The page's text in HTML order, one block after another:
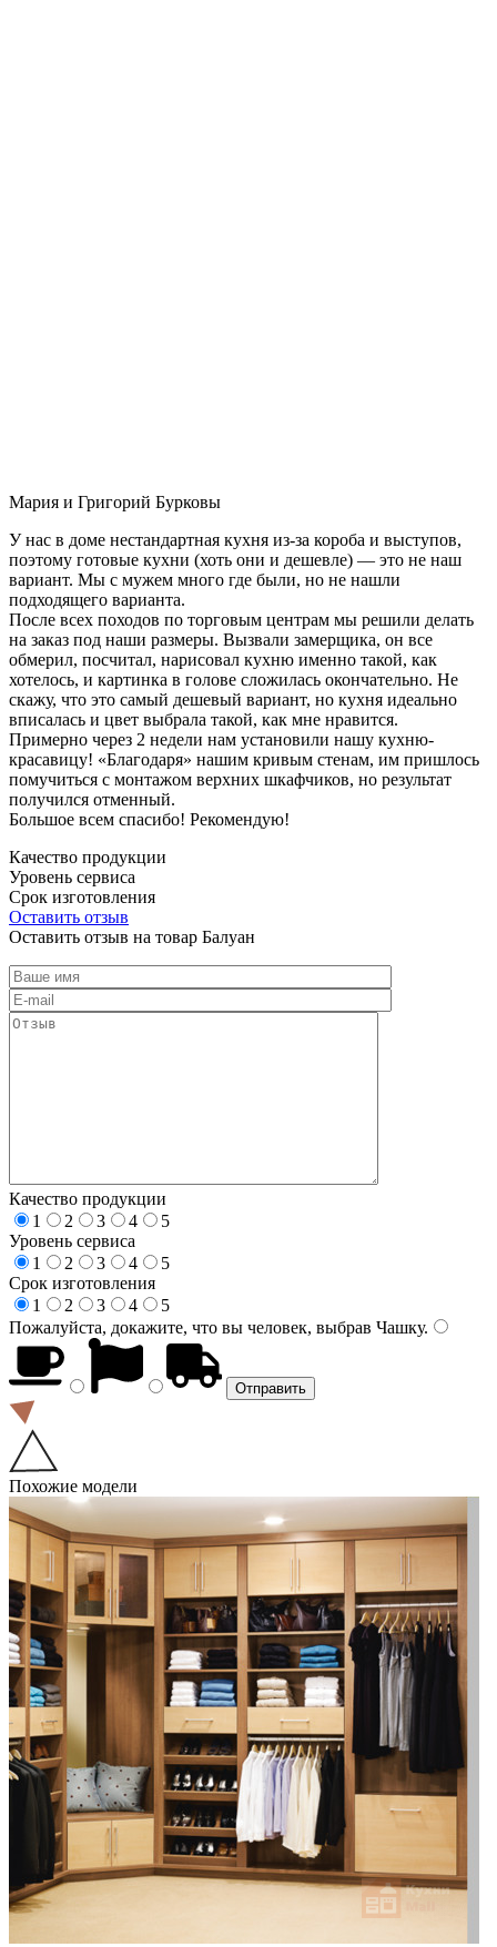
Мария и Григорий Бурковы
У нас в доме нестандартная кухня из-за короба и выступов,
поэтому готовые кухни (хоть они и дешевле) — это не наш
вариант. Мы с мужем много где были, но не нашли
подходящего варианта.
После всех походов по торговым центрам мы решили делать
на заказ под наши размеры. Вызвали замерщика, он все
обмерил, посчитал, нарисовал кухню именно такой, как
хотелось, и картинка в голове сложилась окончательно. Не
скажу, что это самый дешевый вариант, но кухня идеально
вписалась и цвет выбрала такой, как мне нравится.
Примерно через 2 недели нам установили нашу кухню-
красавицу! «Благодаря» нашим кривым стенам, им пришлось
помучиться с монтажом верхних шкафчиков, но результат
получился отменный.
Большое всем спасибо! Рекомендую!
Качество продукции
Уровень сервиса
Срок изготовления
Оставить отзыв
Оставить отзыв на товар Балуан
Качество продукции
1
2 3 4
5
Уровень сервиса
1
2 3 4
5
Срок изготовления
1
2 3 4
5
Пожалуйста, докажите, что вы человек, выбрав Чашку.
Похожие модели